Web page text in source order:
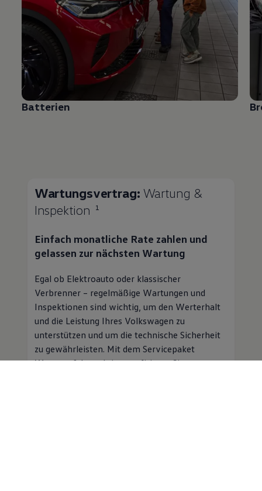
Batterien
Wartungsvertrag: Wartung &
Inspektion
1
Einfach monatliche Rate zahlen und
gelassen zur nächsten Wartung
Egal ob Elektroauto oder klassischer
Verbrenner – regelmäßige Wartungen und
Inspektionen sind wichtig, um den Werterhalt
und die Leistung Ihres Volkswagen zu
unterstützen und um die technische Sicherheit
zu gewährleisten. Mit dem Servicepaket
Wartung & Inspektion profitieren Sie von